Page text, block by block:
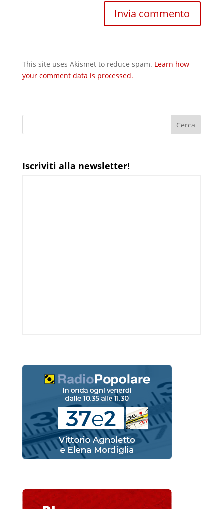
This site uses Akismet to reduce spam. Learn how
your comment data is processed.
Iscriviti alla newsletter!